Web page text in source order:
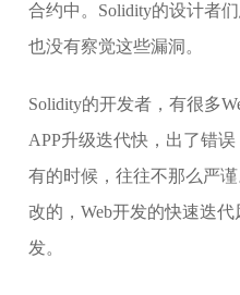
合约中。Solidity的设计者
也没有察觉这些漏洞。
Solidity的开发者，有很多
APP升级迭代快，出了错
有的时候，往往不那么严
改的，Web开发的快速迭
发。